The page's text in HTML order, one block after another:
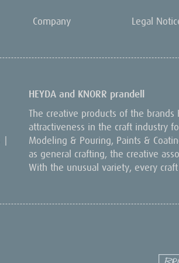
Company Legal
HEYDA and KNORR prandell
The creative products of the brands
attractiveness in the craft industry
Modeling & Pouring, Paints &
as general crafting, the creative
With the unusual variety, every